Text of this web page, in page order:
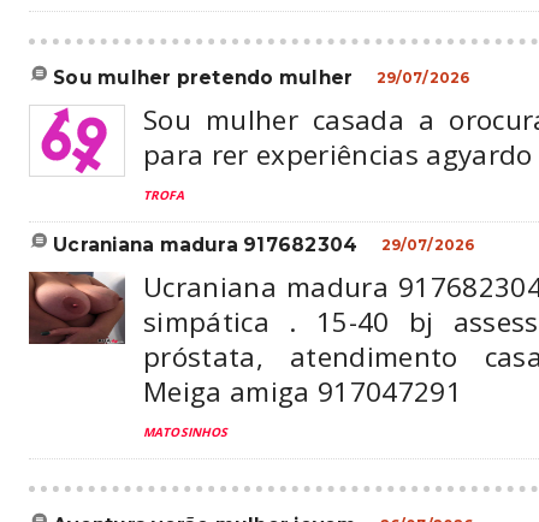
sou mulher pretendo mulher 29/07/2026
Sou mulher casada a
para rer experiências
TROFA
ucraniana madura 917682304 29/07/2026
Ucraniana madura
simpática . 15-40 bj
próstata, atendimento
Meiga amiga 917047291
MATOSINHOS